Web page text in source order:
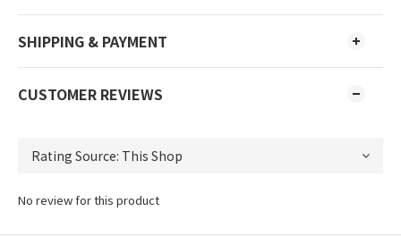
SHIPPING & PAYMENT
CUSTOMER REVIEWS
No review for this product